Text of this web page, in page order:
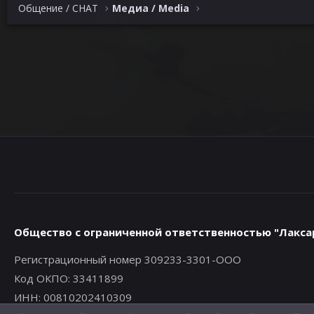
Общение / CHAT Медиа / Media
Общество с ограниченной ответственностью
Регистрационный номер 309233-3301-ООО
Код ОКПО: 33411899
ИНН: 00810202410309